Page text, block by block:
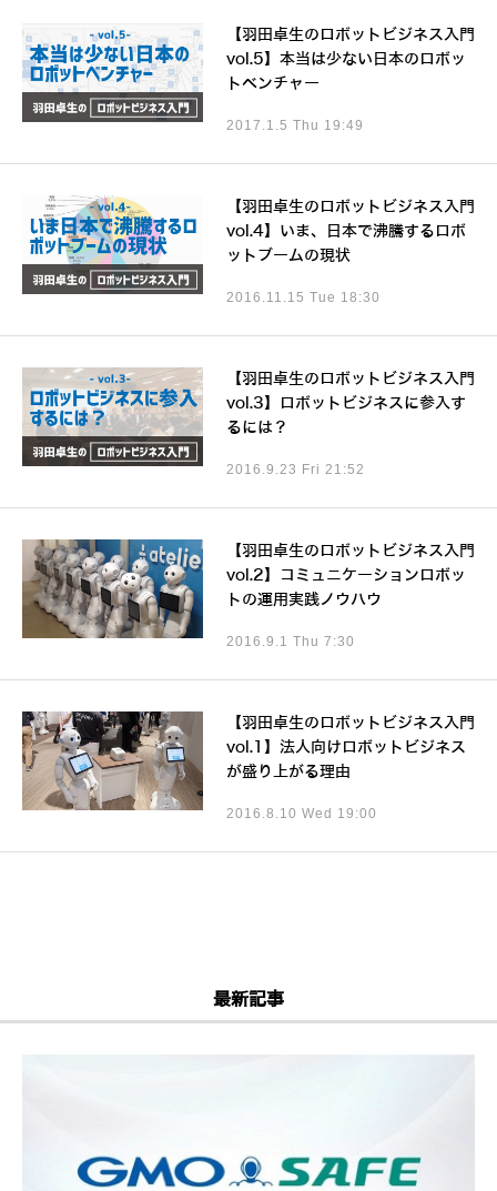
2017.1.5 Thu 19:49
【羽田卓生のロボットビジネス入門
vol.5】本当は少ない日本のロボッ
トベンチャー
2016.11.15 Tue 18:30
【羽田卓生のロボットビジネス入門
vol.4】いま、日本で沸騰するロボ
ットブームの現状
2016.9.23 Fri 21:52
【羽田卓生のロボットビジネス入門
vol.3】ロボットビジネスに参入す
るには？
2016.9.1 Thu 7:30
【羽田卓生のロボットビジネス入門
vol.2】コミュニケーションロボッ
トの運用実践ノウハウ
2016.8.10 Wed 19:00
【羽田卓生のロボットビジネス入門
vol.1】法人向けロボットビジネス
が盛り上がる理由
最新記事